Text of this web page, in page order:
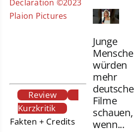
Declaration ©2023
Plaion Pictures
Review
Kurzkritik
Fakten + Credits
Junge
würden
mehr
deutsche
Filme
schauen,
wenn...